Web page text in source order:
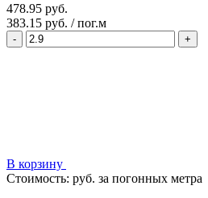
478.95 руб.
383.15 руб. / пог.м
- +
В корзину
Стоимость: руб. за погонных метра